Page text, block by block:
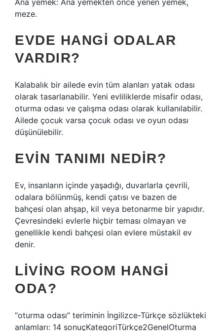
Ana yemek: Ana yemekten önce yenen yemek,
meze.
EVDE HANGI ODALAR
VARDIR?
Kalabalık bir ailede evin tüm alanları yatak odası
olarak tasarlanabilir. Yeni evliliklerde misafir odası,
oturma odası ve çalışma odası olarak kullanılabilir.
Ailede çocuk varsa çocuk odası ve oyun odası
düşünülebilir.
EVIN TANIMI NEDIR?
Ev, insanların içinde yaşadığı, duvarlarla çevrili,
odalara bölünmüş, kendi çatısı ve bazen de
bahçesi olan ahşap, kil veya betonarme bir yapıdır.
Çevresindeki evlerle hiçbir teması olmayan ve
genellikle kendi bahçesi olan evlere müstakil ev
denir.
LIVING ROOM HANGI
ODA?
“oturma odası” teriminin İngilizce-Türkçe sözlükteki
anlamları: 14 sonuçKategoriTürkçe2GenelOturma